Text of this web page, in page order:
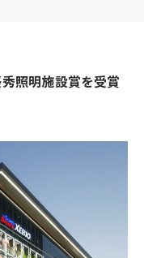
照明施設賞を受賞